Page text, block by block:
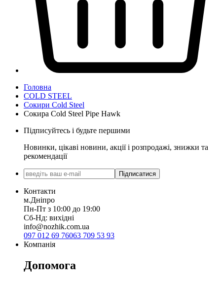
Головна
COLD STEEL
Сокири Cold Steel
Сокира Cold Steel Pipe Hawk
Підписуйтесь і будьте першими
Новинки, цікаві новини, акції і розпродажі, знижки та
рекомендації
Підписатися
Контакти
м.Дніпро
Пн-Пт з 10:00 до 19:00
Сб-Нд: вихідні
info@nozhik.com.ua
097 012 69 76063 709 53 93
Компанія
Допомога